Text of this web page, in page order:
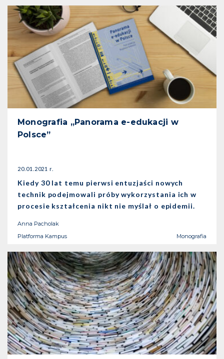
Monografia „Panorama e-edukacji w
Polsce”
20.01.2021 r.
Kiedy 30 lat temu pierwsi entuzjaści nowych
technik podejmowali próby wykorzystania ich w
procesie kształcenia nikt nie myślał o epidemii.
Anna Pacholak
Platforma Kampus
Monografia